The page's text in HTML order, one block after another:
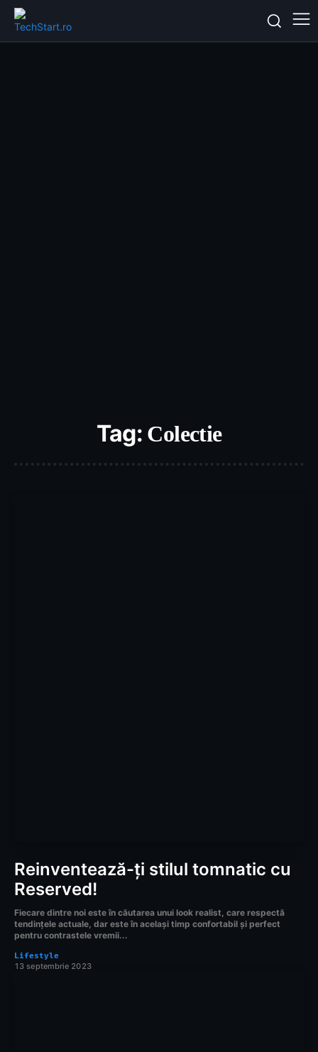
Tag: Colectie
Reinventează-ți stilul tomnatic cu
Reserved!
Fiecare dintre noi este în căutarea unui look realist, care respectă
tendințele actuale, dar este în același timp confortabil și perfect
pentru contrastele vremii...
Lifestyle
13 septembrie 2023